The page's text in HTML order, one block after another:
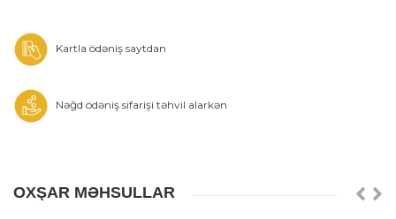
Kartla ödəniş saytdan
Nəğd ödəniş sifarişi təhvil alarkən
OXŞAR MƏHSULLAR